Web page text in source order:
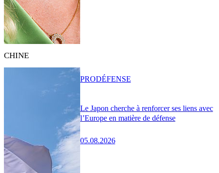
CHINE
Le Japon cherche à renforcer ses liens avec
l’Europe en matière de défense
05.08.2026
PRODÉFENSE